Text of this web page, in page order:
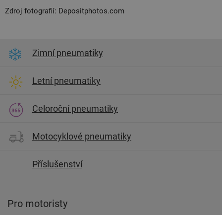
Zdroj fotografií: Depositphotos.com
Zimní pneumatiky
Letní pneumatiky
Celoroční pneumatiky
Motocyklové pneumatiky
Příslušenství
Pro motoristy